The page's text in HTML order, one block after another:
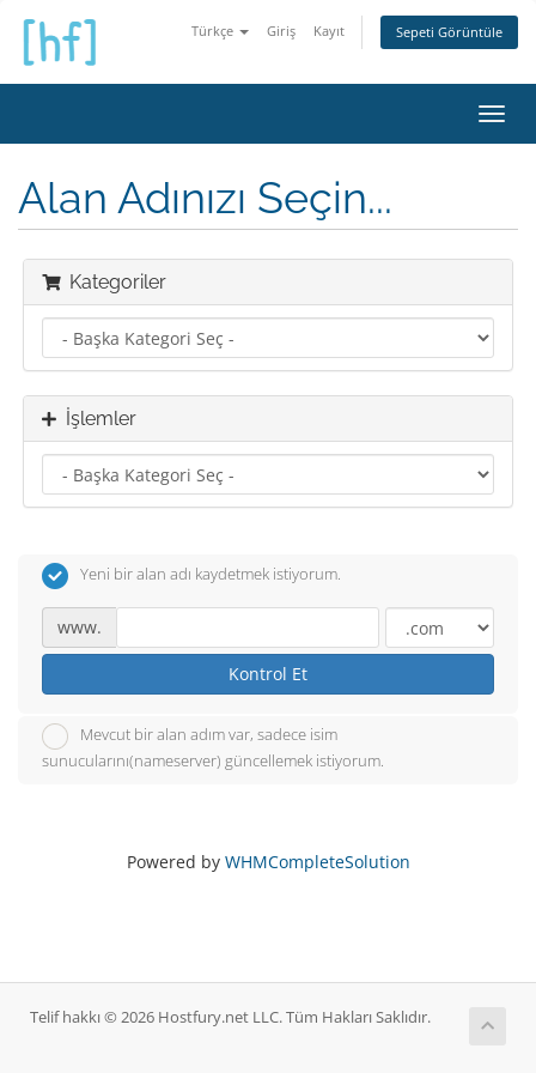
Türkçe Giriş Kayıt Sepeti Görüntüle
Alan Adınızı Seçin...
Kategoriler
İşlemler
Yeni bir alan adı kaydetmek istiyorum.
www.
Kontrol Et
Mevcut bir alan adım var, sadece isim
sunucularını(nameserver) güncellemek istiyorum.
Powered by WHMCompleteSolution
Telif hakkı © 2026 Hostfury.net LLC. Tüm Hakları Saklıdır.